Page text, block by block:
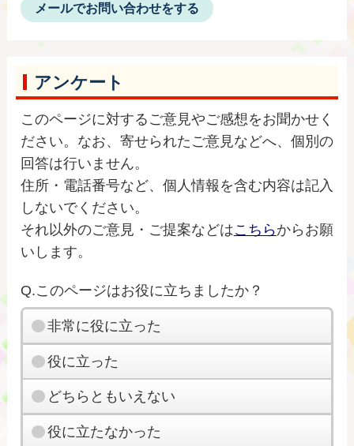
メールでお問い合わせをする
アンケート
このページに対するご意見やご感想をお聞かせく
ださい。なお、寄せられたご意見などへ、個別の
回答は行いません。
住所・電話番号など、個人情報を含む内容は記入
しないでください。
それ以外のご意見・ご提案などはこちらからお願
いします。
Q.このページはお役に立ちましたか？
非常に役に立った
役に立った
どちらともいえない
役に立たなかった